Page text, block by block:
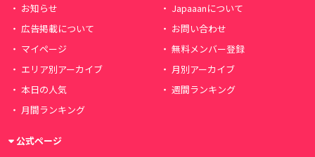
お知らせ
Japaaanについて
広告掲載について
お問い合わせ
マイページ
無料メンバー登録
エリア別アーカイブ
月別アーカイブ
本日の人気
週間ランキング
月間ランキング
公式ページ